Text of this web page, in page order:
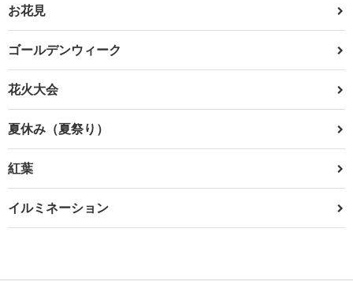
お花見
ゴールデンウィーク
花火大会
夏休み（夏祭り）
紅葉
イルミネーション